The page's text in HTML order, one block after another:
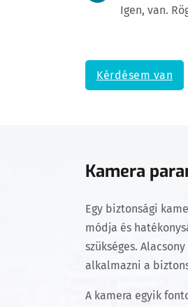
Igen, van.
Kérdésem van
Kamera
Egy biztonsági
módja és
szükséges.
alkalmazni a
A kamera egyik